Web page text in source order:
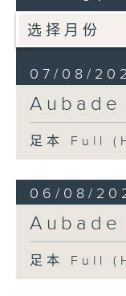
07/08/
Aubade
足本 Full
06/08/
Aubade
足本 Full